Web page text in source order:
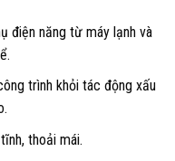
điện năng từ máy lạnh và
trình khỏi tác động xấu
thoải mái.